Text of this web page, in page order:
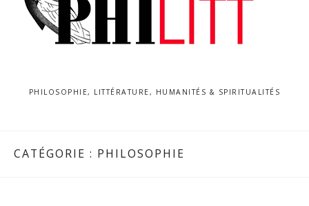
PHILOSOPHIE, LITTÉRATURE, HUMANITÉS & SPIRITUALITÉS
CATÉGORIE : PHILOSOPHIE